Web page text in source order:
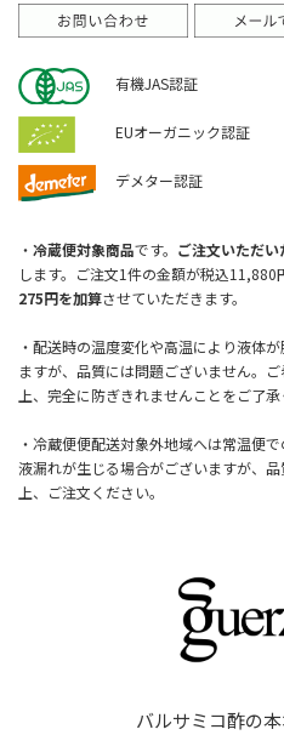
有機JAS認証
EUオーガニック認証
デメター認証
・ 冷蔵便対象商品です。 ご注文いただ
します。ご注文1件の金額が税込11,880
275円を加算させていただきます。
・配送時の温度変化や高温により液体
ますが、品質には問題ございません。
上、完全に防ぎきれませんことをご了承
・冷蔵便便配送対象外地域へは常温便
液漏れが生じる場合がございますが、
上、ご注文ください。
バルサミコ酢の